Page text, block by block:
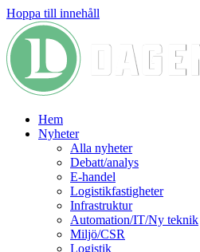
Hoppa till innehåll
Hem
Nyheter
Alla nyheter
Debatt/analys
E-handel
Logistikfastigheter
Infrastruktur
Automation/IT/Ny teknik
Miljö/CSR
Logistik